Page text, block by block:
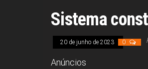
Sistema
20 de junho de 2023 0
Anúncios